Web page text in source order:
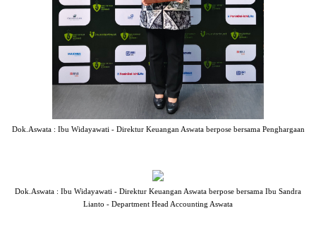
Dok.Aswata : Ibu Widayawati - Direktur Keuangan Aswata berpose bersama Penghargaan
Dok.Aswata : Ibu Widayawati - Direktur Keuangan Aswata berpose bersama Ibu Sandra
Lianto - Department Head Accounting Aswata